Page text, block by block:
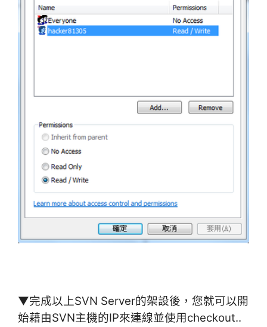
▼完成以上SVN Server的架設後，您就可以開
始藉由SVN主機的IP來連線並使用checkout..